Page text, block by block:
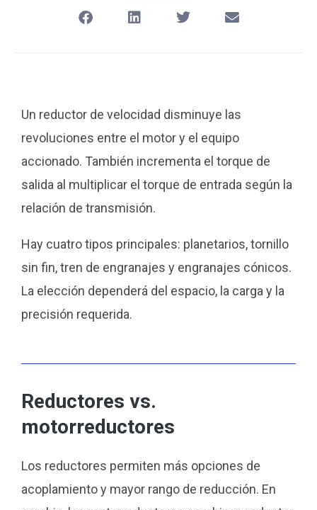
Un reductor de velocidad disminuye las
revoluciones entre el motor y el equipo
accionado. También incrementa el torque de
salida al multiplicar el torque de entrada según la
relación de transmisión.
Hay cuatro tipos principales: planetarios, tornillo
sin fin, tren de engranajes y engranajes cónicos.
La elección dependerá del espacio, la carga y la
precisión requerida.
Reductores vs.
motorreductores
Los reductores permiten más opciones de
acoplamiento y mayor rango de reducción. En